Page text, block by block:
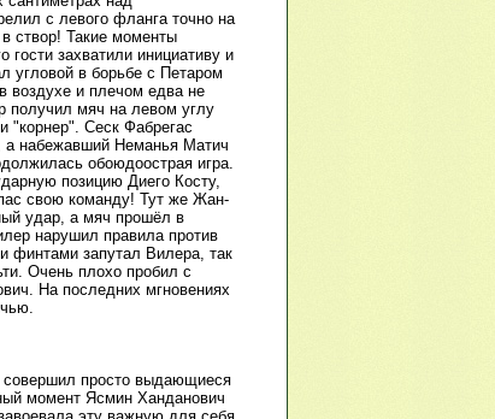
с левого фланга точно на
створ! Такие моменты
захватили инициативу и
угловой в борьбе с Петаром
воздухе и плечом едва не
получил мяч на левом углу
"корнер". Сеск Фабрегас
а набежавший Неманья Матич
обоюдоострая игра.
позицию Диего Косту,
свою команду! Тут же Жан-
удар, а мяч прошёл в
нарушил правила против
финтами запутал Вилера, так
Очень плохо пробил с
На последних мгновениях
совершил просто выдающиеся
момент Ясмин Ханданович